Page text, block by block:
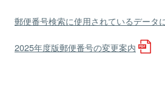
郵便番号検索に使用されているデータ
2025年度版郵便番号の変更案内